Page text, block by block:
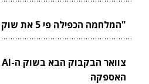
"המלחמה הכפילה פי 5 את שוק הייצור המיידי"
האספקה